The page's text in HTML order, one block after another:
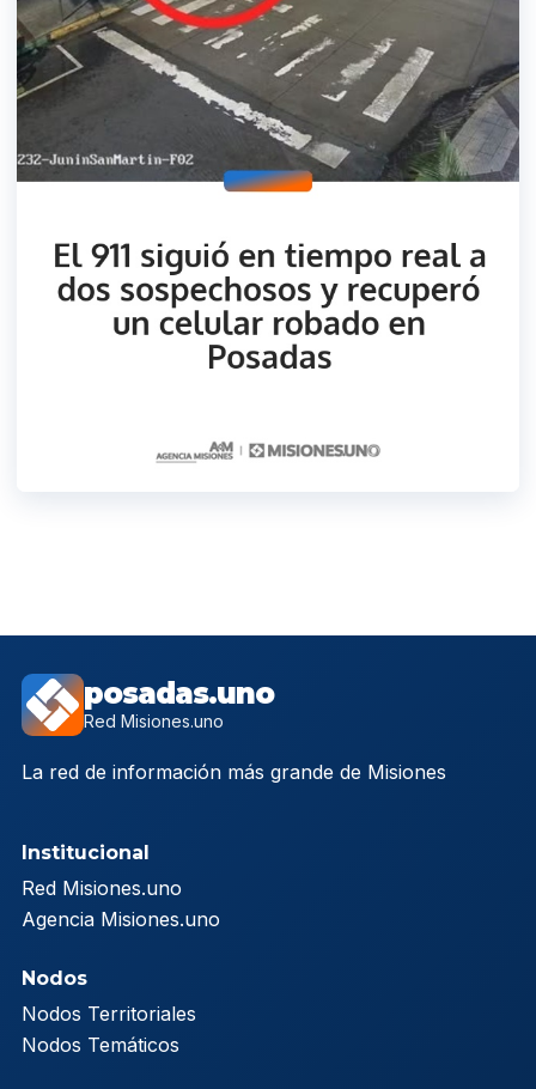
posadas.uno
Red Misiones.uno
La red de información más grande de Misiones
Institucional
Red Misiones.uno
Agencia Misiones.uno
Nodos
Nodos Territoriales
Nodos Temáticos